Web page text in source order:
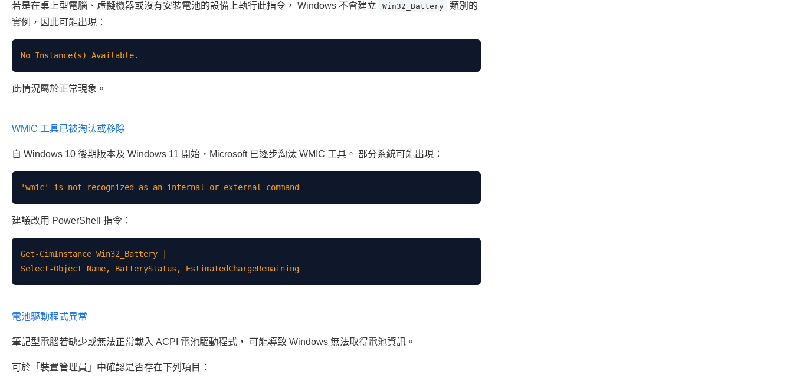
若是在桌上型電腦、虛擬機器或沒有安裝電池的設備上執行此指令， Windows 不會建立 Win32_Battery
類別的
實例，因此可能出現：
此情況屬於正常現象。
WMIC 工具已被淘汰或移除
自 Windows 10 後期版本及 Windows 11 開始，Microsoft 已逐步淘汰 WMIC 工具。 部分系統可能出現：
建議改用 PowerShell 指令：
Get-CimInstance Win32_Battery |
電池驅動程式異常
筆記型電腦若缺少或無法正常載入 ACPI 電池驅動程式， 可能導致 Windows 無法取得電池資訊。
可於「裝置管理員」中確認是否存在下列項目：